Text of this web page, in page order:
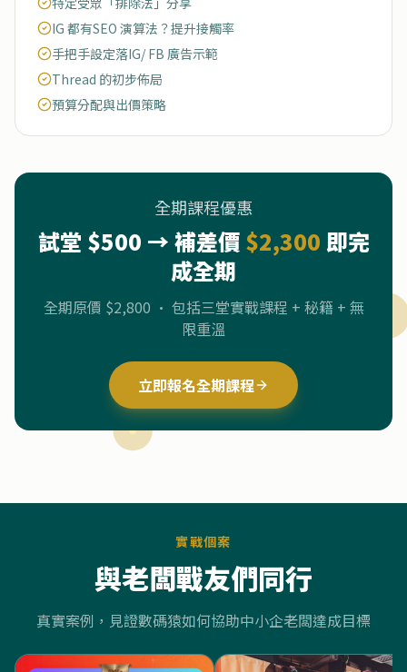
IG 都有SEO 演算法？提升接觸率
手把手設定落IG/ FB 廣告示範
Thread 的初步佈局
預算分配與出價策略
全期課程優惠
試堂 $500 → 補差價 $2,300 即完
成全期
全期原價 $2,800 · 包括三堂實戰課程 + 秘籍 + 無
限重溫
立即報名全期課程
實戰個案
與老闆戰友們同行
真實案例，見證數碼猿如何協助中小企老闆達成目標